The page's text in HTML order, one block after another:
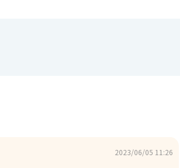
2023/06/05 11:26